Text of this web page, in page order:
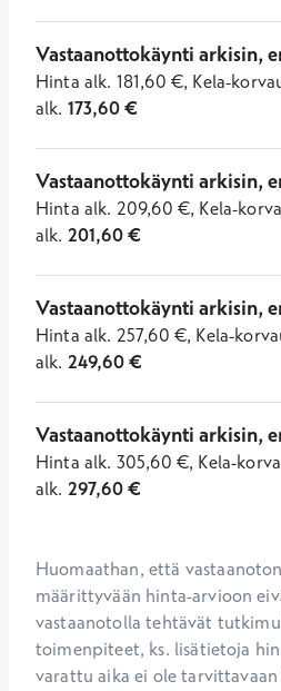
Vastaanottokäynti arkisin,
Hinta alk. 181,60 €, Kela-
alk. 173,60€
Vastaanottokäynti arkisin,
Hinta alk. 209,60 €, Kela-
alk. 201,60€
Vastaanottokäynti arkisin,
Hinta alk. 257,60 €, Kela-
alk. 249,60€
Vastaanottokäynti arkisin,
Hinta alk. 305,60 €, Kela-
alk. 297,60€
Huomaathan, että
määrittyvään hinta-arvioon
vastaanotolla tehtävät
toimenpiteet, ks. lisätietoja
varattu aika ei ole